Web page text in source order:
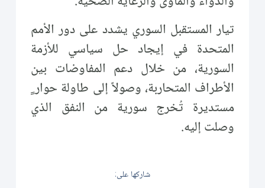
تيار المستقبل السوري يشدد على دور الأمم
المتحدة في إيجاد حل سياسي للأزمة
السورية، من خلال دعم المفاوضات بين
الأطراف المتحاربة، وصولاً إلى طاولة حوار ٍ
مستديرة تُخرج سورية من النفق الذي
وصلت إليه.
شاركها على: